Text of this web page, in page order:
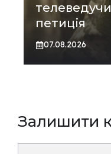
петиція
07.08.2026
Залишити